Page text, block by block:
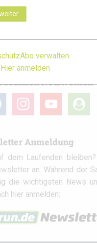
erreichen.
sozialen Netzwerken
instagram youtube
user-
circle
Anmeldung
dem Laufenden
an. Während der
die wichtigsten News
hier anmelden:
Abo verwalten
anmelden